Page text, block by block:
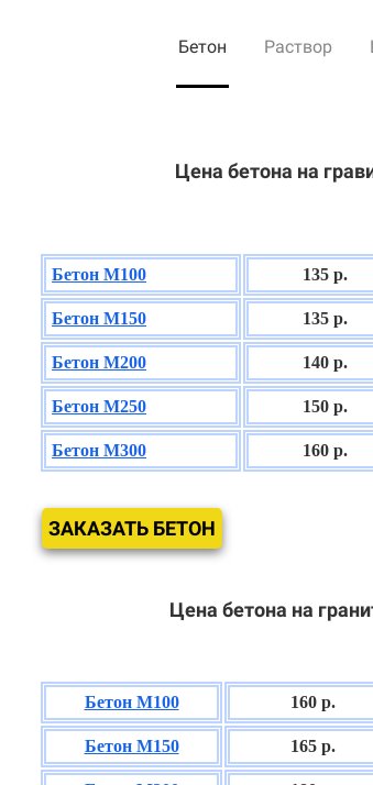
Бетон Раствор
Цена бетона на
Бетон М100 135 р.
Бетон М150 135 р.
Бетон М200 140 р.
Бетон М250 150 р.
Бетон М300 160 р.
ЗАКАЗАТЬ БЕТОН
Цена бетона на
Бетон М100 160 р.
Бетон М150 165 р.